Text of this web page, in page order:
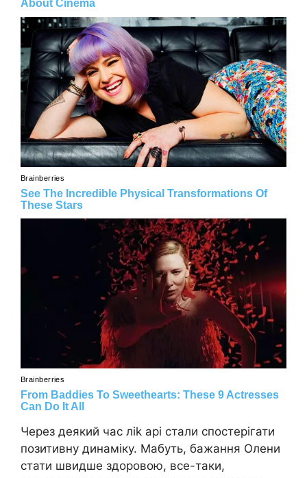
Через деякий час ліk арі стали спостерігати
позитивну динаміку. Мабуть, бажання Олени
стати швидше здоровою, все-таки,